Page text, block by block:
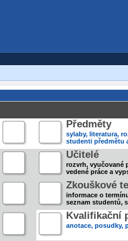
Předměty
sylaby, literatura,
studenti předmětu
Učitelé
rozvrh, vyučované
vedené práce a
Zkouškové
informace o
seznam studentů,
Kvalifikační
anotace, posudky,